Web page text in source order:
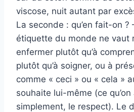
viscose, nuit autant par
La seconde : qu’en fait-on ?
étiquette du monde ne vaut
enfermer plutôt qu’à
plutôt qu’à soigner, ou à
comme « ceci » ou « cela »
souhaite lui-même (ce qu’on
simplement, le respect). Le